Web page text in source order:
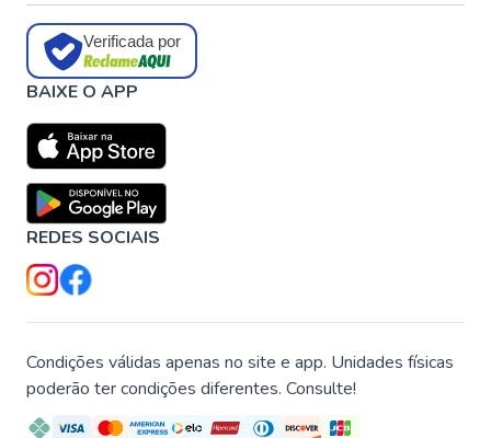
Verificada por
BAIXE O APP
REDES SOCIAIS
Condições válidas apenas no site e app. Unidades físicas
poderão ter condições diferentes. Consulte!